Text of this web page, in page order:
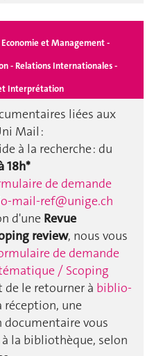
et Management -
- Relations Internationales -
Interprétation
liées aux
Mail :
à la recherche : du
18h*
de demande
mail-ref@unige.ch
d'une Revue
review, nous vous
de demande
/ Scoping
de le retourner à biblio-
réception, une
vous
la bibliothèque, selon